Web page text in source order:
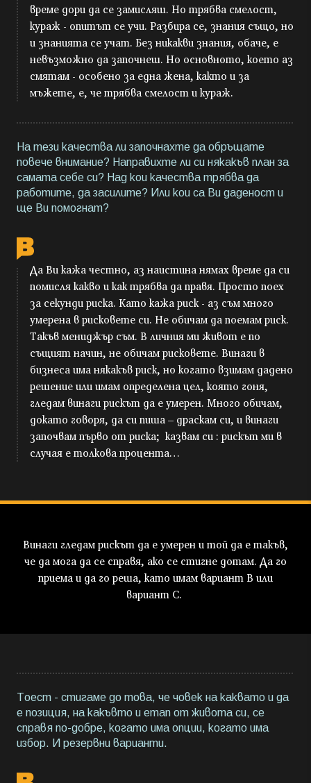
време дори да се замисляш. Но трябва смелост,
кураж - опитът се учи. Разбира се, знания също, но
и знанията се учат. Без никакви знания, обаче, е
невъзможно да започнеш. Но основното, което аз
смятам - особено за една жена, както и за
мъжете, е, че трябва смелост и кураж.
На тези качества ли започнахте да обръщате
повече внимание? Направихте ли си някакъв план за
самата себе си? Над кои качества трябва да
работите, да засилите? Или кои са Ви даденост и
ще Ви помогнат?
Да Ви кажа честно, аз наистина нямах време да си
помисля какво и как трябва да правя. Просто поех
за секунди риска. Като кажа риск - аз съм много
умерена в рисковете си. Не обичам да поемам риск.
Такъв мениджър съм. В личния ми живот е по
същият начин, не обичам рисковете. Винаги в
бизнеса има някакъв риск, но когато взимам дадено
решение или имам определена цел, която гоня,
гледам винаги рискът да е умерен. Много обичам,
докато говоря, да си пиша – драскам си, и винаги
започвам първо от риска; казвам си : рискът ми в
случая е толкова процента…
Винаги гледам рискът да е умерен и той да е такъв,
че да мога да се справя, ако се стигне дотам. Да го
приема и да го реша, като имам вариант B или
вариант C.
Тоест - стигаме до това, че човек на каквато и да
е позиция, на какъвто и етап от живота си, се
справя по-добре, когато има опции, когато има
избор. И резервни варианти.